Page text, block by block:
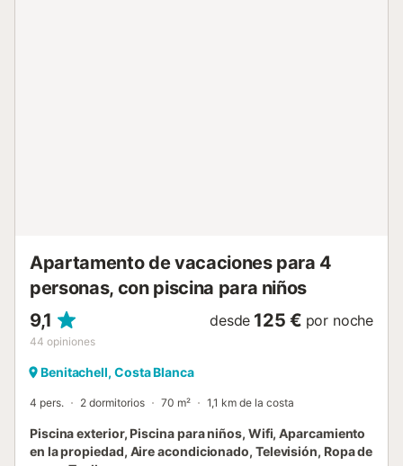
Apartamento de vacaciones para 4
personas, con piscina para niños
9,1
44 opiniones
desde 125 € por noche
Benitachell, Costa Blanca
4 pers. 2 dormitorios 70 m² 1,1 km de la costa
Piscina exterior, Piscina para niños, Wifi, Aparcamiento
en la propiedad, Aire acondicionado, Televisión, Ropa de